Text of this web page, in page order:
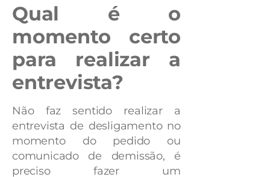
Qual é o
momento certo
para realizar a
entrevista?
Não faz sentido realizar a
entrevista de desligamento no
momento do pedido ou
comunicado de demissão, é
preciso fazer um